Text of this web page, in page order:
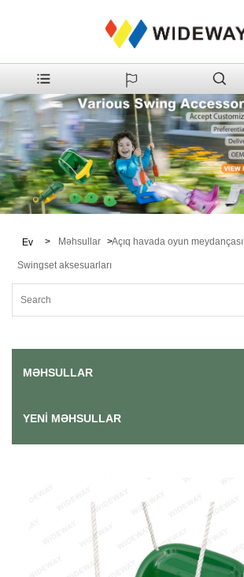
Ev > Məhsullar >Açıq havada oyun meydançası
Swingset aksesuarları
MƏHSULLAR
YENI MƏHSULLAR